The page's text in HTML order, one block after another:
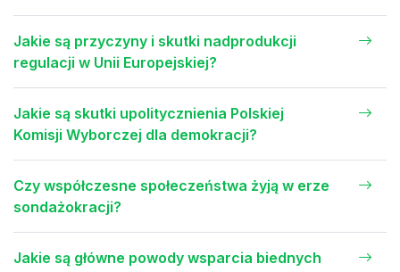
Jakie są przyczyny i skutki nadprodukcji
regulacji w Unii Europejskiej?
Jakie są skutki upolitycznienia Polskiej
Komisji Wyborczej dla demokracji?
Czy współczesne społeczeństwa żyją w erze
sondażokracji?
Jakie są główne powody wsparcia biednych